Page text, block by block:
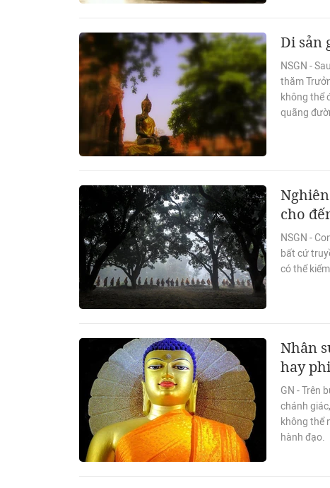
Di sản
NSGN -
thăm
không thể
quãng
cho
NSGN -
bất cứ
có thể
Nhân
hay
GN - Trên
chánh
không thể
hành đạo.